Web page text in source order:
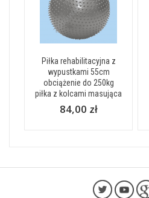
Piłka rehabilitacyjna z
wypustkami 55cm
obciążenie do 250kg
piłka z kolcami masująca
84,00 zł